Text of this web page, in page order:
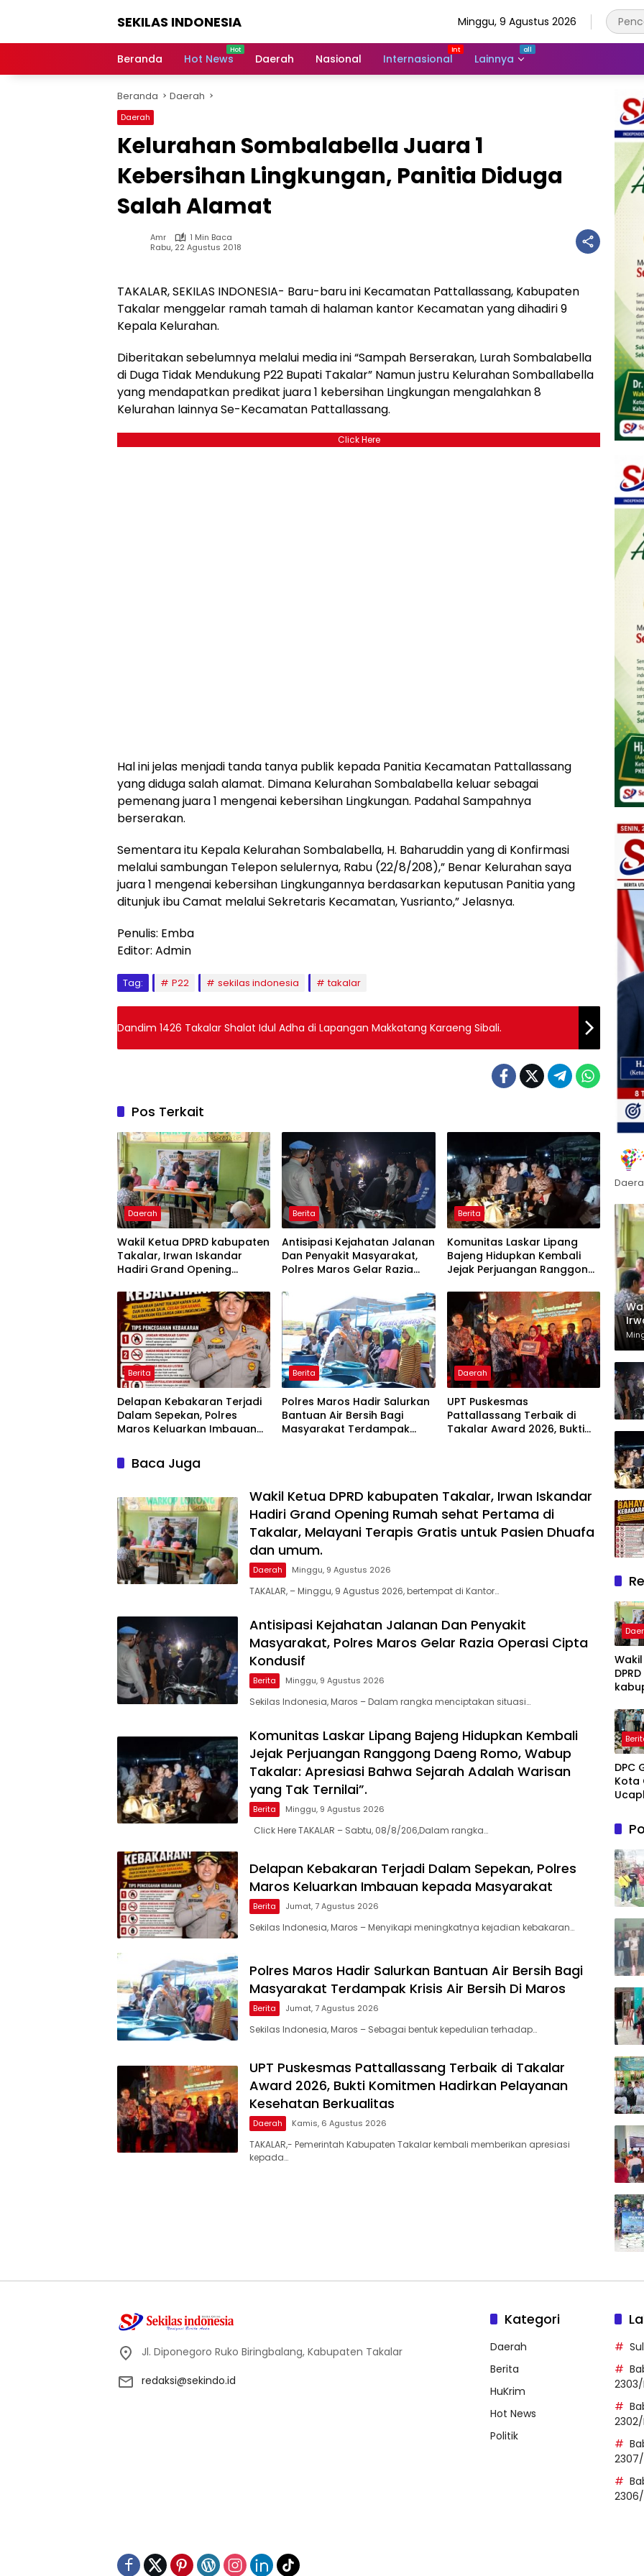
SEKILAS INDONESIA
Terkini,
Latest
World,
Headlines,
News
Minggu, 9 Agustus 2026
Beranda Hot News Daerah Nasional Internasional Lainnya
Beranda Daerah
Daerah
Kelurahan Sombalabella Juara 1
Kebersihan Lingkungan, Panitia Diduga
Salah Alamat
Amr
1 Min Baca
Rabu, 22 Agustus 2018
TAKALAR, SEKILAS INDONESIA- Baru-baru ini Kecamatan Pattallassang, Kabupaten
Takalar menggelar ramah tamah di halaman kantor Kecamatan yang dihadiri 9
Kepala Kelurahan.
Diberitakan sebelumnya melalui media ini “Sampah Berserakan, Lurah Sombalabella
di Duga Tidak Mendukung P22 Bupati Takalar” Namun justru Kelurahan Somballabella
yang mendapatkan predikat juara 1 kebersihan Lingkungan mengalahkan 8
Kelurahan lainnya Se-Kecamatan Pattallassang.
Click Here
Hal ini jelas menjadi tanda tanya publik kepada Panitia Kecamatan Pattallassang
yang diduga salah alamat. Dimana Kelurahan Sombalabella keluar sebagai
pemenang juara 1 mengenai kebersihan Lingkungan. Padahal Sampahnya
berserakan.
Sementara itu Kepala Kelurahan Sombalabella, H. Baharuddin yang di Konfirmasi
melalui sambungan Telepon selulernya, Rabu (22/8/208),” Benar Kelurahan saya
juara 1 mengenai kebersihan Lingkungannya berdasarkan keputusan Panitia yang
ditunjuk ibu Camat melalui Sekretaris Kecamatan, Yusrianto,” Jelasnya.
Penulis: Emba
Editor: Admin
Tag: P22 sekilas indonesia takalar
Dandim 1426 Takalar Shalat Idul Adha di Lapangan Makkatang Karaeng Sibali.
Pos Terkait
Daerah
Wakil Ketua DPRD kabupaten
Takalar, Irwan Iskandar
Hadiri Grand Opening
Takalar, Melayani Terapis
Gratis untuk Pasien Dhuafa
dan umum.
Berita
Antisipasi Kejahatan Jalanan
Dan Penyakit Masyarakat,
Polres Maros Gelar Razia
Berita
Komunitas Laskar Lipang
Bajeng Hidupkan Kembali
Jejak Perjuangan Ranggong
Takalar: Apresiasi Bahwa
Sejarah Adalah Warisan
yang Tak Ternilai”.
Berita
Delapan Kebakaran Terjadi
Dalam Sepekan, Polres
Maros Keluarkan Imbauan
Berita
Polres Maros Hadir Salurkan
Bantuan Air Bersih Bagi
Masyarakat Terdampak
Daerah
UPT Puskesmas
Pattallassang Terbaik di
Takalar Award 2026, Bukti
Baca Juga
Wakil Ketua DPRD kabupaten Takalar, Irwan Iskandar
Hadiri Grand Opening Rumah sehat Pertama di
Takalar, Melayani Terapis Gratis untuk Pasien Dhuafa
dan umum.
Daerah Minggu, 9 Agustus 2026
TAKALAR, – Minggu, 9 Agustus 2026, bertempat di Kantor…
Antisipasi Kejahatan Jalanan Dan Penyakit
Masyarakat, Polres Maros Gelar Razia Operasi Cipta
Kondusif
Berita Minggu, 9 Agustus 2026
Sekilas Indonesia, Maros – Dalam rangka menciptakan situasi…
Komunitas Laskar Lipang Bajeng Hidupkan Kembali
Jejak Perjuangan Ranggong Daeng Romo, Wabup
Takalar: Apresiasi Bahwa Sejarah Adalah Warisan
yang Tak Ternilai”.
Berita Minggu, 9 Agustus 2026
Click Here TAKALAR – Sabtu, 08/8/206,Dalam rangka…
Delapan Kebakaran Terjadi Dalam Sepekan, Polres
Maros Keluarkan Imbauan kepada Masyarakat
Berita Jumat, 7 Agustus 2026
Sekilas Indonesia, Maros – Menyikapi meningkatnya kejadian kebakaran…
Polres Maros Hadir Salurkan Bantuan Air Bersih Bagi
Masyarakat Terdampak Krisis Air Bersih Di Maros
Berita Jumat, 7 Agustus 2026
Sekilas Indonesia, Maros – Sebagai bentuk kepedulian terhadap…
UPT Puskesmas Pattallassang Terbaik di Takalar
Award 2026, Bukti Komitmen Hadirkan Pelayanan
Kesehatan Berkualitas
Daerah Kamis, 6 Agustus 2026
TAKALAR,- Pemerintah Kabupaten Takalar kembali memberikan apresiasi
kepada…
DPRD
Irwan
DPC
Kota
untuk
Jl. Diponegoro Ruko Biringbalang, Kabupaten Takalar
redaksi@sekindo.id
Kategori
Daerah
Berita
HuKrim
Hot News
Politik